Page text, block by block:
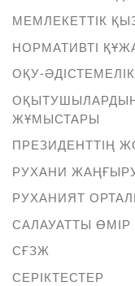
МЕМЛЕКЕТТІК
НОРМАТИВТІ
ОҚУ-
ЖҰМЫСТАРЫ
ПРЕЗИДЕНТТІҢ
РУХАНИ
РУХАНИЯТ
САЛАУАТТЫ
СҒЗЖ
СЕРІКТЕСТЕР